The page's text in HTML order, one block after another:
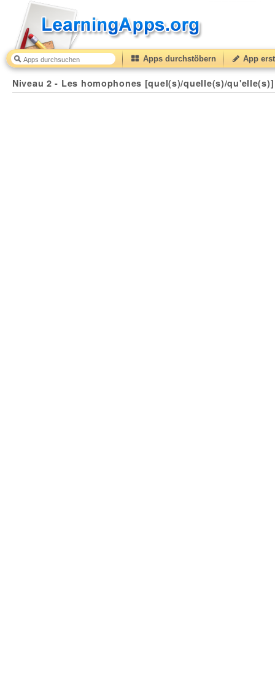
Apps durchstöbern App
Niveau 2 - Les homophones [quel(s)/quelle(s)/qu'elle(s)]
Niveau 2 - Les homophones [quel(s)/quelle(s)/qu'elle(s)]